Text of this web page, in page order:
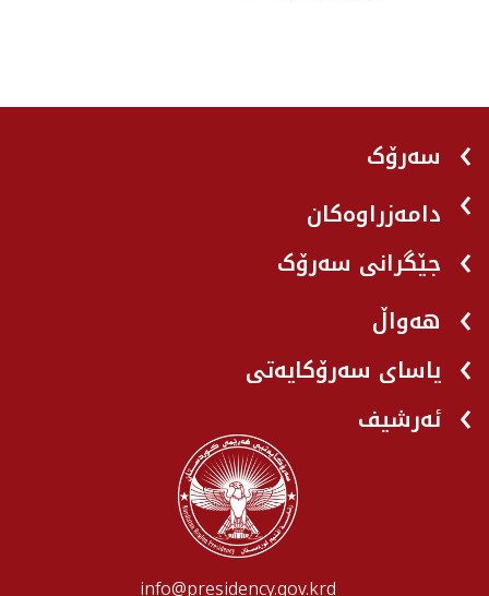
سەرۆک
دامەزراوەکان
جێگرانی سه‌رۆک
هه‌واڵ
یاسای سەرۆکایەتی
ئەرشیف
info@presidency.gov.krd